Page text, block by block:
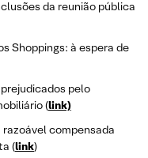
da reunião pública
Shoppings: à espera de
prejudicados pelo
(link)
compensada
(link)